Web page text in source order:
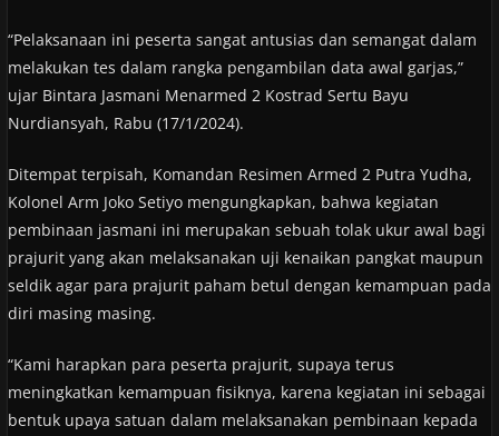
“Pelaksanaan ini peserta sangat antusias dan semangat dalam
melakukan tes dalam rangka pengambilan data awal garjas,”
ujar Bintara Jasmani Menarmed 2 Kostrad Sertu Bayu
Nurdiansyah, Rabu (17/1/2024).
Ditempat terpisah, Komandan Resimen Armed 2 Putra Yudha,
Kolonel Arm Joko Setiyo mengungkapkan, bahwa kegiatan
pembinaan jasmani ini merupakan sebuah tolak ukur awal bagi
prajurit yang akan melaksanakan uji kenaikan pangkat maupun
seldik agar para prajurit paham betul dengan kemampuan pada
diri masing masing.
“Kami harapkan para peserta prajurit, supaya terus
meningkatkan kemampuan fisiknya, karena kegiatan ini sebagai
bentuk upaya satuan dalam melaksanakan pembinaan kepada